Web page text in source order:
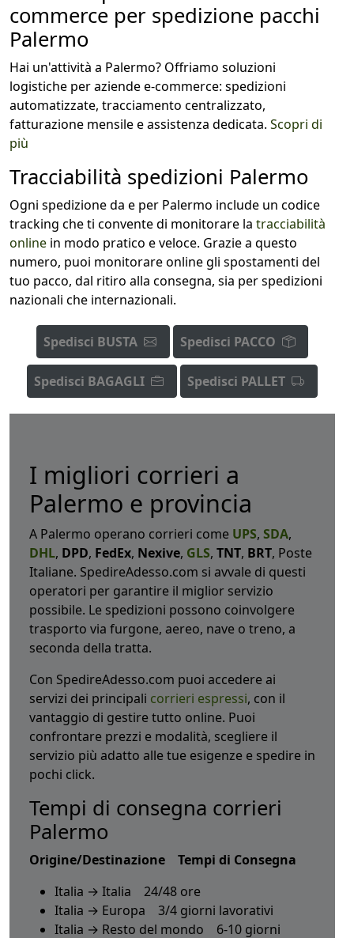
commerce per spedizione pacchi
Palermo
Hai un'attività a Palermo? Offriamo soluzioni
logistiche per aziende e-commerce: spedizioni
automatizzate, tracciamento centralizzato,
fatturazione mensile e assistenza dedicata. Scopri di
più
Tracciabilità spedizioni Palermo
Ogni spedizione da e per Palermo include un codice
tracking che ti convente di monitorare la tracciabilità
online in modo pratico e veloce. Grazie a questo
numero, puoi monitorare online gli spostamenti del
tuo pacco, dal ritiro alla consegna, sia per spedizioni
nazionali che internazionali.
Spedisci BUSTA Spedisci PACCO
Spedisci BAGAGLI Spedisci PALLET
I migliori corrieri a
Palermo e provincia
A Palermo operano corrieri come UPS, SDA,
DHL, DPD, FedEx, Nexive, GLS, TNT, BRT, Poste
Italiane. SpedireAdesso.com si avvale di questi
operatori per garantire il miglior servizio
possibile. Le spedizioni possono coinvolgere
trasporto via furgone, aereo, nave o treno, a
seconda della tratta.
Con SpedireAdesso.com puoi accedere ai
servizi dei principali corrieri espressi, con il
vantaggio di gestire tutto online. Puoi
confrontare prezzi e modalità, scegliere il
servizio più adatto alle tue esigenze e spedire in
pochi click.
Tempi di consegna corrieri
Palermo
Origine/Destinazione Tempi di Consegna
Italia → Italia 24/48 ore
Italia → Europa 3/4 giorni lavorativi
Italia → Resto del mondo 6-10 giorni